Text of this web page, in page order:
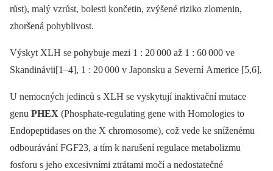
růst), malý vzrůst, bolesti končetin, zvýšené riziko zlomenin,
zhoršená pohyblivost.
Výskyt XLH se pohybuje mezi 1 : 20000 až 1 : 60000 ve
Skandinávii[1–4], 1 : 20000 v Japonsku a Severní Americe [5,6].
U nemocných jedinců s XLH se vyskytují inaktivační mutace
genu PHEX (Phosphate-regulating gene with Homologies to
Endopeptidases on the X chromosome), což vede ke sníženému
odbourávání FGF23, a tím k narušení regulace metabolizmu
fosforu s jeho excesivními ztrátami močí a nedostatečné